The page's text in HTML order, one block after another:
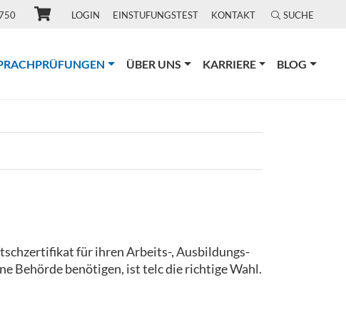
LOGIN EINSTUFUNGSTEST KONTAKT SUCHE
(CURRENT)
ÜBER UNS KARRIERE BLOG
für ihren Arbeits-, Ausbildungs-
Behörde benötigen, ist telc die richtige Wahl.